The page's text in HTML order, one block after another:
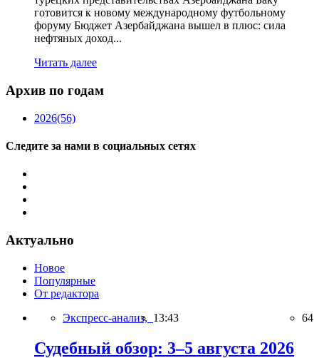
готовится к новому международному футбольному
форуму Бюджет Азербайджана вышел в плюс: сила
нефтяных доход...
Читать далее
Архив по годам
2026(56)
Следите за нами в социальных сетях
Актуально
Новое
Популярные
От редактора
Экспресс-анализ, 13:43 64
Судебный обзор: 3–5 августа 2026